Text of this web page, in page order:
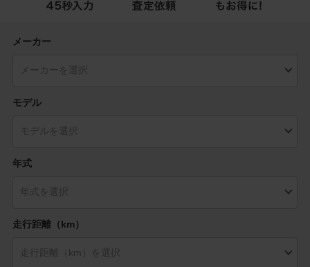
メーカー
モデル
年式
走行距離（km）